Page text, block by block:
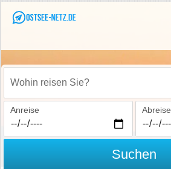
Wohin reisen Sie?
Anreise Abreise
Suchen